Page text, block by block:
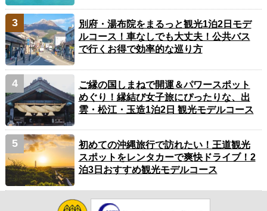
別府・湯布院をまるっと観光1泊2日モデ
ルコース！車なしでも大丈夫！公共バス
で行くお得で効率的な巡り方
ご縁の国しまねで開運＆パワースポット
めぐり！縁結び女子旅にぴったりな、出
雲・松江・玉造1泊2日 観光モデルコース
初めての沖縄旅行で訪れたい！王道観光
スポットをレンタカーで爽快ドライブ！2
泊3日おすすめ観光モデルコース